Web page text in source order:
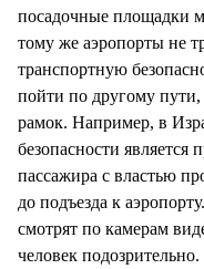
посадочные площадки
тому же аэропорты не
транспортную
пойти по другому пути,
рамок. Например, в
безопасности является
пассажира с властью
до подъезда к
смотрят по камерам
человек